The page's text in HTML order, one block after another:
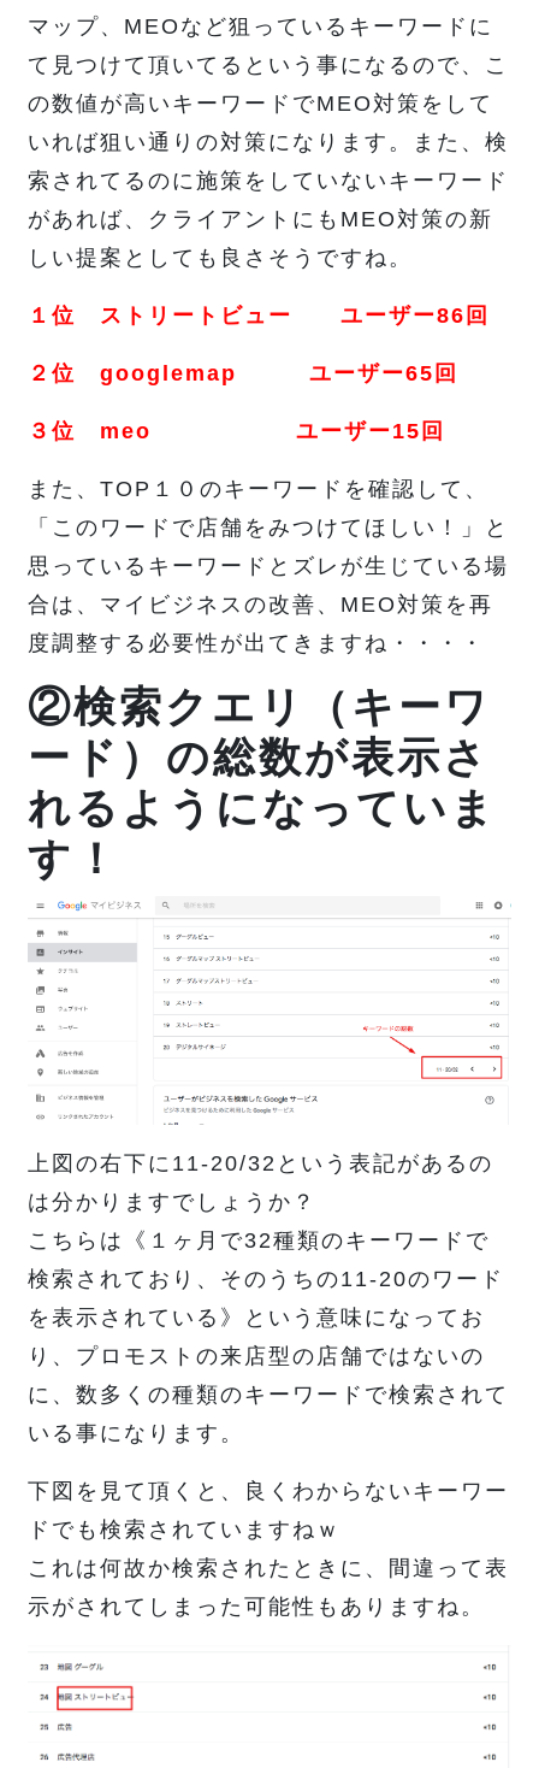
マップ、MEOなど狙っているキーワードに
て見つけて頂いてるという事になるので、こ
の数値が高いキーワードでMEO対策をして
いれば狙い通りの対策になります。また、検
索されてるのに施策をしていないキーワード
があれば、クライアントにもMEO対策の新
しい提案としても良さそうですね。
１位 ストリートビュー ユーザー86回
２位 googlemap ユーザー65回
３位 meo ユーザー15回
また、TOP１０のキーワードを確認して、
「このワードで店舗をみつけてほしい！」と
思っているキーワードとズレが生じている場
合は、マイビジネスの改善、MEO対策を再
度調整する必要性が出てきますね・・・・
②検索クエリ（キーワ
ード）の総数が表示さ
れるようになっていま
す！
上図の右下に11-20/32という表記があるの
は分かりますでしょうか？
こちらは《１ヶ月で32種類のキーワードで
検索されており、そのうちの11-20のワード
を表示されている》という意味になってお
り、プロモストの来店型の店舗ではないの
に、数多くの種類のキーワードで検索されて
いる事になります。
下図を見て頂くと、良くわからないキーワー
ドでも検索されていますねｗ
これは何故か検索されたときに、間違って表
示がされてしまった可能性もありますね。